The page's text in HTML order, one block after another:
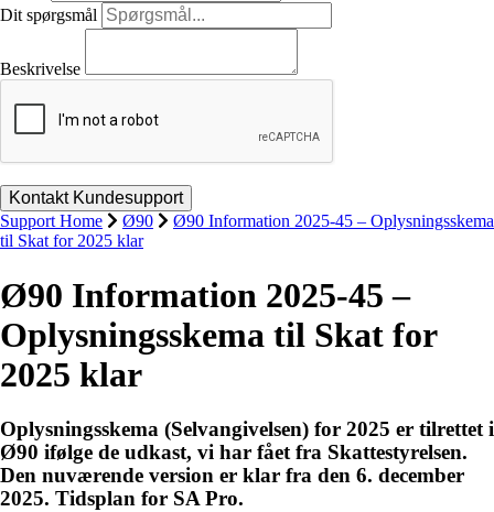
Dit spørgsmål
Beskrivelse
Support Home Ø90
Ø90 Information 2025-45 – Oplysningsskema
til Skat for 2025 klar
Ø90 Information 2025-45 –
Oplysningsskema til Skat for
2025 klar
Oplysningsskema (Selvangivelsen) for 2025 er tilrettet i
Ø90 ifølge de udkast, vi har fået fra Skattestyrelsen.
Den nuværende version er klar fra den 6. december
2025. Tidsplan for SA Pro.